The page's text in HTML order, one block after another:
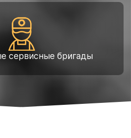
сервисные бригады